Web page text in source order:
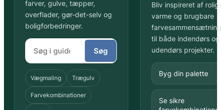
farver, gulve, tæpper,
overflader, gør-det-selv og
boligforbedringer.
Søg
Vægmaling Trægulv
Farvekombinationer
Bliv inspireret af
varme og brugbare
til både indendørs og
udendørs projekter.
Byg din palette
Se sikre